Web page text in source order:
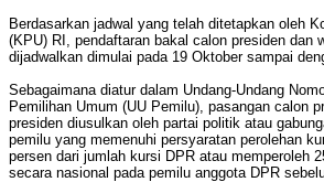
Berdasarkan jadwal yang telah ditetapkan oleh
(KPU) RI, pendaftaran bakal calon presiden dan
dijadwalkan dimulai pada 19 Oktober sampai
Sebagaimana diatur dalam Undang-Undang
Pemilihan Umum (UU Pemilu), pasangan calon
presiden diusulkan oleh partai politik atau
pemilu yang memenuhi persyaratan perolehan
persen dari jumlah kursi DPR atau memperoleh
secara nasional pada pemilu anggota DPR